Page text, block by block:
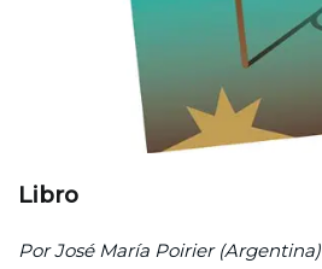
Libro
PorJosé María Poirier (Argentina)